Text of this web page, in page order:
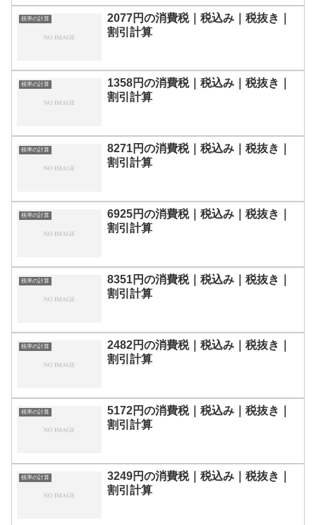
税率の計算
2077円の消費税｜税込み｜税抜き｜
割引計算
税率の計算
1358円の消費税｜税込み｜税抜き｜
割引計算
税率の計算
8271円の消費税｜税込み｜税抜き｜
割引計算
税率の計算
6925円の消費税｜税込み｜税抜き｜
割引計算
税率の計算
8351円の消費税｜税込み｜税抜き｜
割引計算
税率の計算
2482円の消費税｜税込み｜税抜き｜
割引計算
税率の計算
5172円の消費税｜税込み｜税抜き｜
割引計算
税率の計算
3249円の消費税｜税込み｜税抜き｜
割引計算